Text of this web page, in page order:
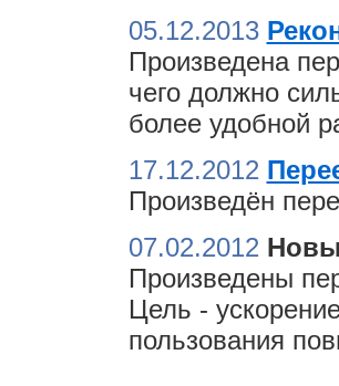
05.12.2013
Произведена
чего должно
более удобной
17.12.2012
Произведён
07.02.2012
Произведены
Цель -
пользования